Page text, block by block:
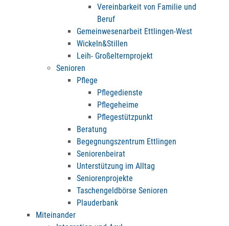
Vereinbarkeit von Familie und
Beruf
Gemeinwesenarbeit Ettlingen-West
Wickeln&Stillen
Leih- Großelternprojekt
Senioren
Pflege
Pflegedienste
Pflegeheime
Pflegestützpunkt
Beratung
Begegnungszentrum Ettlingen
Seniorenbeirat
Unterstützung im Alltag
Seniorenprojekte
Taschengeldbörse Senioren
Plauderbank
Miteinander